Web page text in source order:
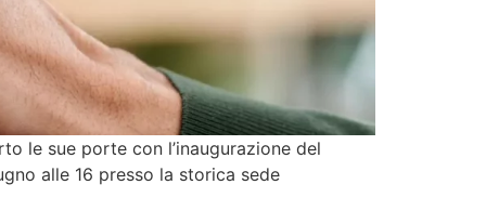
le sue porte con l’inaugurazione del
alle 16 presso la storica sede